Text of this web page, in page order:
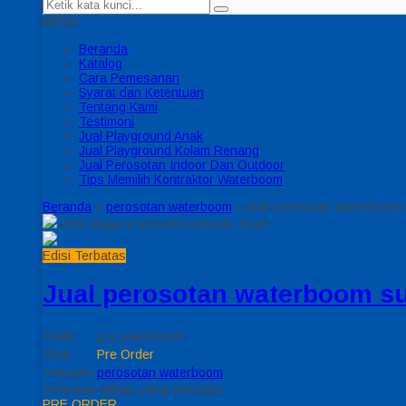
MENU
Beranda
Katalog
Cara Pemesanan
Syarat dan Ketentuan
Tentang Kami
Testimoni
Jual Playground Anak
Jual Playground Kolam Renang
Jual Perosotan Indoor Dan Outdoor
Tips Memilih Kontraktor Waterboom
Beranda » perosotan waterboom » Jual perosotan waterboom
click image to preview activate zoom
Edisi Terbatas
Jual perosotan waterboom
Kode
prs waterboom
Stok
Pre Order
Kategori perosotan waterboom
Tentukan pilihan yang tersedia!